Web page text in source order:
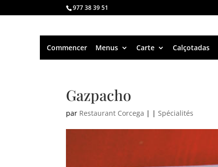
977 38 39 51
Commencer Menus Carte Calçotadas
Gazpacho
par Restaurant Corcega | |Spécialités